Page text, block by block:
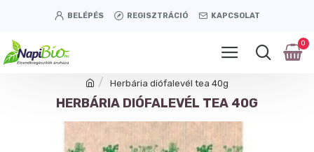
BELÉPÉS REGISZTRÁCIÓ KAPCSOLAT
0
Herbária diófalevél tea 40g
HERBÁRIA DIÓFALEVÉL TEA 40G